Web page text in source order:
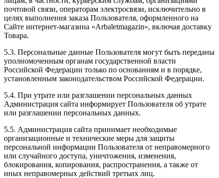
почтовой связи, операторам электросвязи, исключительно в
целях выполнения заказа Пользователя, оформленного на
Сайте интернет-магазина «Arbaletmagazin», включая доставку
Товара.
5.3. Персональные данные Пользователя могут быть переданы
уполномоченным органам государственной власти
Российской Федерации только по основаниям и в порядке,
установленным законодательством Российской Федерации.
5.4. При утрате или разглашении персональных данных
Администрация сайта информирует Пользователя об утрате
или разглашении персональных данных.
5.5. Администрация сайта принимает необходимые
организационные и технические меры для защиты
персональной информации Пользователя от неправомерного
или случайного доступа, уничтожения, изменения,
блокирования, копирования, распространения, а также от
иных неправомерных действий третьих лиц.